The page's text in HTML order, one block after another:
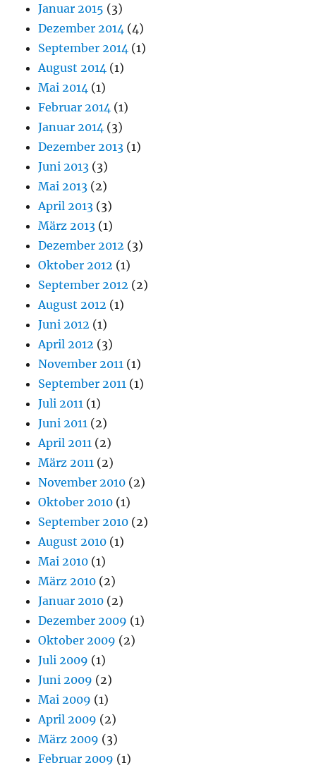
Januar 2015 (3)
Dezember 2014 (4)
September 2014 (1)
August 2014 (1)
Mai 2014 (1)
Februar 2014 (1)
Januar 2014 (3)
Dezember 2013 (1)
Juni 2013 (3)
Mai 2013 (2)
April 2013 (3)
März 2013 (1)
Dezember 2012 (3)
Oktober 2012 (1)
September 2012 (2)
August 2012 (1)
Juni 2012 (1)
April 2012 (3)
November 2011 (1)
September 2011 (1)
Juli 2011 (1)
Juni 2011 (2)
April 2011 (2)
März 2011 (2)
November 2010 (2)
Oktober 2010 (1)
September 2010 (2)
August 2010 (1)
Mai 2010 (1)
März 2010 (2)
Januar 2010 (2)
Dezember 2009 (1)
Oktober 2009 (2)
Juli 2009 (1)
Juni 2009 (2)
Mai 2009 (1)
April 2009 (2)
März 2009 (3)
Februar 2009 (1)